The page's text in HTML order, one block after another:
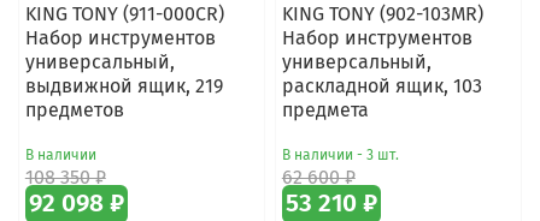
KING TONY (911-000CR)
Набор инструментов
универсальный,
выдвижной ящик, 219
предметов
В наличии
108 350 ₽
92 098 ₽
KING TONY (902-103MR)
Набор инструментов
универсальный,
раскладной ящик, 103
предмета
В наличии - 3 шт.
62 600 ₽
53 210 ₽